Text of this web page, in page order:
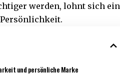
werden, lohnt sich ein
und persönliche Marke